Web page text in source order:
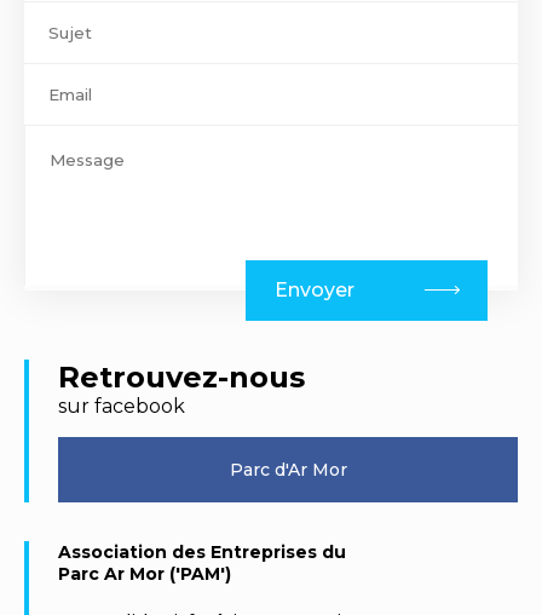
Retrouvez-nous
sur facebook
Parc d'Ar Mor
Association des Entreprises du
Parc Ar Mor ('PAM')
Envoyer